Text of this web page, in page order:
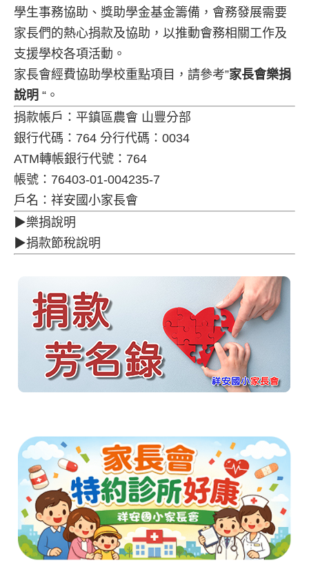
學生事務協助、獎助學金基金籌備，會務發展需要
家長們的熱心捐款及協助，以推動會務相關工作及
支援學校各項活動。
家長會經費協助學校重點項目，請參考”家長會樂捐
說明 “。
捐款帳戶：平鎮區農會 山豐分部
銀行代碼：764 分行代碼：0034
ATM轉帳銀行代號：764
帳號：76403-01-004235-7
戶名：祥安國小家長會
▶樂捐說明
▶捐款節稅說明